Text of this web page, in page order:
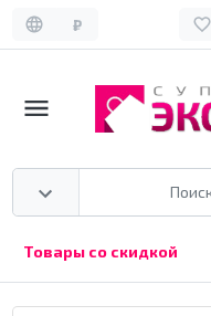
₽
Товары со скидкой